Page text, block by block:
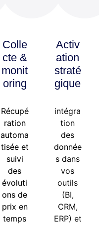
Colle
cte &
monit
oring
Récupé
ration
automa
tisée et
suivi
des
évoluti
ons de
prix en
temps
Activ
ation
straté
gique
intégra
tion
des
donnée
s dans
vos
outils
(BI,
CRM,
ERP) et